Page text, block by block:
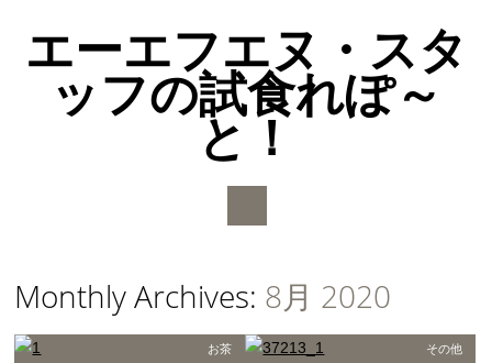
エーエフエヌ・スタ
ッフの試食れぽ～
と！
Main menu
Monthly Archives: 8月 2020
お茶 その他